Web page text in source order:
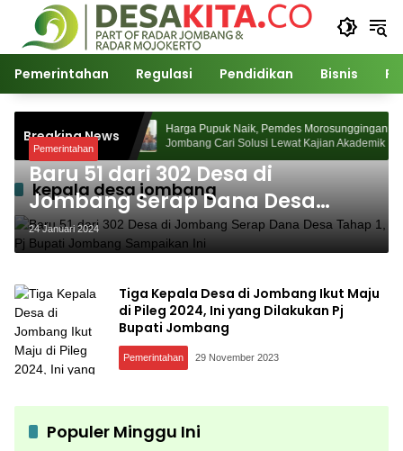
Langsung
konten
Pemerintahan Regulasi Pendidikan Bisnis
Breaking News
Desa Watudakon
Blek Padati
Harga Pupuk Naik, Pemdes Morosunggingan
Jombang Cari Solusi Lewat Kajian Akademik
kepala desa jombang
Pemerintahan
Baru 51 dari 302 Desa di
Jombang Serap Dana Desa
Tahap 1, Pj Bupati Jombang
Sampaikan Ini
24 Januari 2024
Tiga Kepala Desa di Jombang Ikut Maju
di Pileg 2024, Ini yang Dilakukan Pj
Bupati Jombang
Pemerintahan 29 November 2023
Populer Minggu Ini